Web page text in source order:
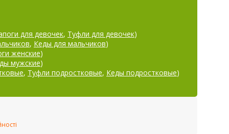
для девочек, Туфли для девочек)
, Кеды для мальчиков)
женские)
мужские)
, Туфли подростковые, Кеды подростковые)